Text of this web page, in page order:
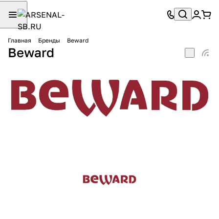
Главная Бренды Beward
Beward